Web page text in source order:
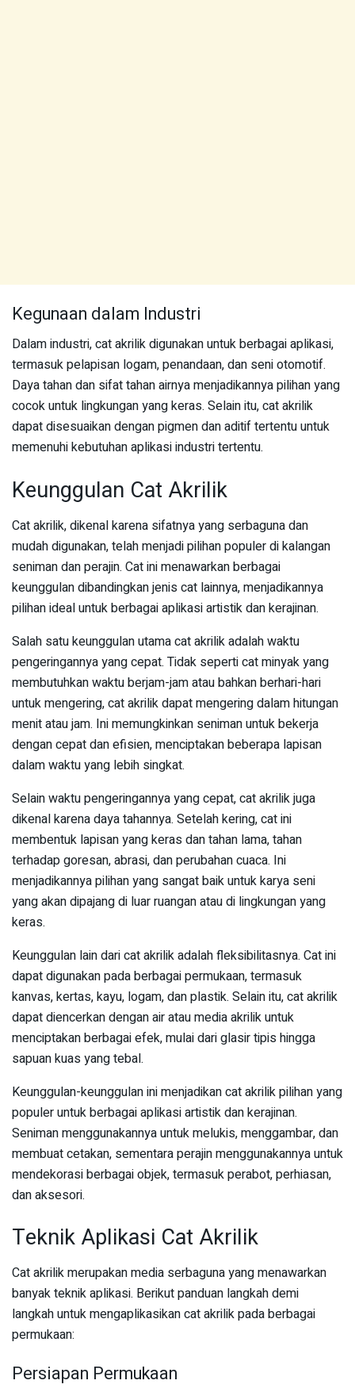
Kegunaan dalam Industri
Dalam industri, cat akrilik digunakan untuk berbagai aplikasi,
termasuk pelapisan logam, penandaan, dan seni otomotif.
Daya tahan dan sifat tahan airnya menjadikannya pilihan yang
cocok untuk lingkungan yang keras. Selain itu, cat akrilik
dapat disesuaikan dengan pigmen dan aditif tertentu untuk
memenuhi kebutuhan aplikasi industri tertentu.
Keunggulan Cat Akrilik
Cat akrilik, dikenal karena sifatnya yang serbaguna dan
mudah digunakan, telah menjadi pilihan populer di kalangan
seniman dan perajin. Cat ini menawarkan berbagai
keunggulan dibandingkan jenis cat lainnya, menjadikannya
pilihan ideal untuk berbagai aplikasi artistik dan kerajinan.
Salah satu keunggulan utama cat akrilik adalah waktu
pengeringannya yang cepat. Tidak seperti cat minyak yang
membutuhkan waktu berjam-jam atau bahkan berhari-hari
untuk mengering, cat akrilik dapat mengering dalam hitungan
menit atau jam. Ini memungkinkan seniman untuk bekerja
dengan cepat dan efisien, menciptakan beberapa lapisan
dalam waktu yang lebih singkat.
Selain waktu pengeringannya yang cepat, cat akrilik juga
dikenal karena daya tahannya. Setelah kering, cat ini
membentuk lapisan yang keras dan tahan lama, tahan
terhadap goresan, abrasi, dan perubahan cuaca. Ini
menjadikannya pilihan yang sangat baik untuk karya seni
yang akan dipajang di luar ruangan atau di lingkungan yang
keras.
Keunggulan lain dari cat akrilik adalah fleksibilitasnya. Cat ini
dapat digunakan pada berbagai permukaan, termasuk
kanvas, kertas, kayu, logam, dan plastik. Selain itu, cat akrilik
dapat diencerkan dengan air atau media akrilik untuk
menciptakan berbagai efek, mulai dari glasir tipis hingga
sapuan kuas yang tebal.
Keunggulan-keunggulan ini menjadikan cat akrilik pilihan yang
populer untuk berbagai aplikasi artistik dan kerajinan.
Seniman menggunakannya untuk melukis, menggambar, dan
membuat cetakan, sementara perajin menggunakannya untuk
mendekorasi berbagai objek, termasuk perabot, perhiasan,
dan aksesori.
Teknik Aplikasi Cat Akrilik
Cat akrilik merupakan media serbaguna yang menawarkan
banyak teknik aplikasi. Berikut panduan langkah demi
langkah untuk mengaplikasikan cat akrilik pada berbagai
permukaan:
Persiapan Permukaan